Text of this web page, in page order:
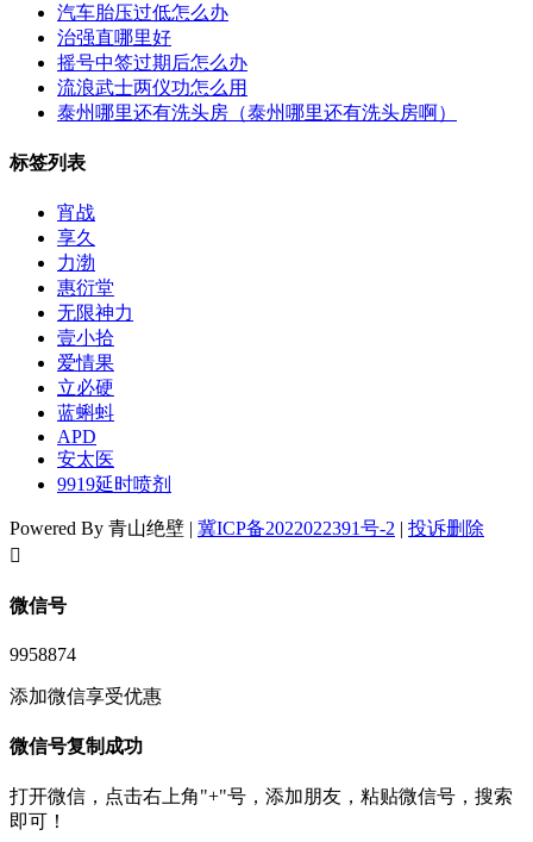
汽车胎压过低怎么办
治强直哪里好
摇号中签过期后怎么办
流浪武士两仪功怎么用
泰州哪里还有洗头房（泰州哪里还有洗头房啊）
标签列表
宵战
享久
力渤
惠衍堂
无限神力
壹小拾
爱情果
立必硬
蓝蝌蚪
APD
安太医
9919延时喷剂
Powered By 青山绝壁 | 冀ICP备2022022391号-2 | 投诉删除
󦘖
微信号
9958874
添加微信享受优惠
微信号复制成功
打开微信，点击右上角"+"号，添加朋友，粘贴微信号，搜索
即可！